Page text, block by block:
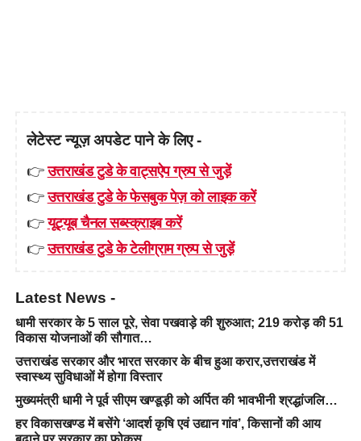
लेटेस्ट न्यूज़ अपडेट पाने के लिए -
👉उत्तराखंड टुडे के वाट्सऐप ग्रुप से जुड़ें
👉उत्तराखंड टुडे के फेसबुक पेज़ को लाइक करें
👉यूट्यूब चैनल सब्स्क्राइब करें
👉उत्तराखंड टुडे के टेलीग्राम ग्रुप से जुड़ें
Latest News -
धामी सरकार के 5 साल पूरे, सेवा पखवाड़े की शुरुआत; 219 करोड़ की 51
विकास योजनाओं की सौगात…
उत्तराखंड सरकार और भारत सरकार के बीच हुआ करार,उत्तराखंड में
स्वास्थ्य सुविधाओं में होगा विस्तार
मुख्यमंत्री धामी ने पूर्व सीएम खण्डूड़ी को अर्पित की भावभीनी श्रद्धांजलि…
हर विकासखण्ड में बसेंगे ‘आदर्श कृषि एवं उद्यान गांव’, किसानों की आय